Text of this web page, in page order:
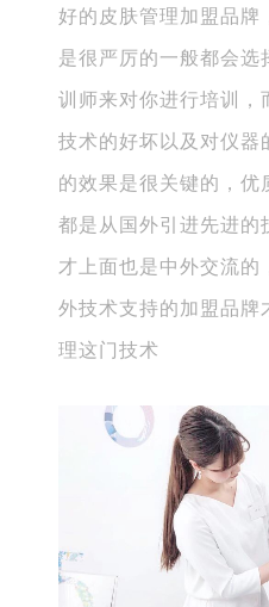
好的皮肤管理加盟品牌
是很严厉的一般都会
训师来对你进行培训，
技术的好坏以及对仪器
的效果是很关键的，
都是从国外引进先进的
才上面也是中外交流的
外技术支持的加盟品牌
理这门技术